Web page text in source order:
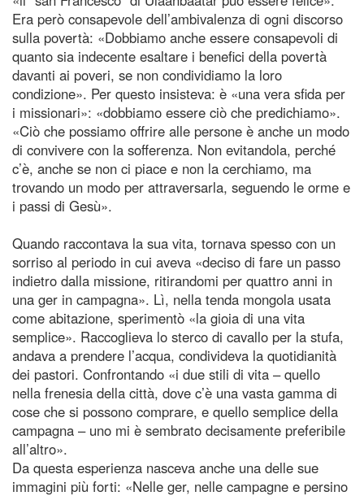
Era però consapevole dell’ambivalenza di ogni discorso
sulla povertà: «Dobbiamo anche essere consapevoli di
quanto sia indecente esaltare i benefici della povertà
davanti ai poveri, se non condividiamo la loro
condizione». Per questo insisteva: è «una vera sfida per
i missionari»: «dobbiamo essere ciò che predichiamo».
«Ciò che possiamo offrire alle persone è anche un modo
di convivere con la sofferenza. Non evitandola, perché
c’è, anche se non ci piace e non la cerchiamo, ma
trovando un modo per attraversarla, seguendo le orme e
i passi di Gesù».
Quando raccontava la sua vita, tornava spesso con un
sorriso al periodo in cui aveva «deciso di fare un passo
indietro dalla missione, ritirandomi per quattro anni in
una ger in campagna». Lì, nella tenda mongola usata
come abitazione, sperimentò «la gioia di una vita
semplice». Raccoglieva lo sterco di cavallo per la stufa,
andava a prendere l’acqua, condivideva la quotidianità
dei pastori. Confrontando «i due stili di vita – quello
nella frenesia della città, dove c’è una vasta gamma di
cose che si possono comprare, e quello semplice della
campagna – uno mi è sembrato decisamente preferibile
all’altro».
Da questa esperienza nasceva anche una delle sue
immagini più forti: «Nelle ger, nelle campagne e persino